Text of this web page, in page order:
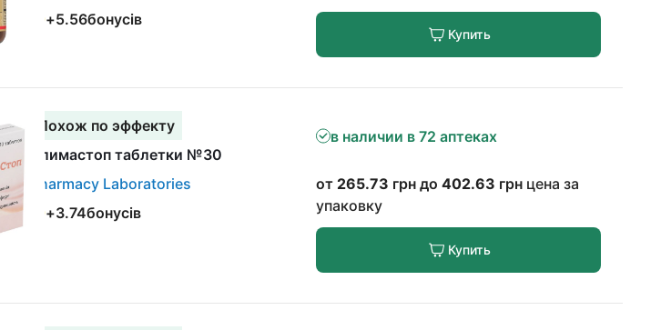
+5.56бонусів
Купить
Похож по эффекту
Климастоп таблетки №30
Pharmacy Laboratories
+3.74бонусів
в наличии в 72 аптеках
от 265.73 грн до 402.63 грн цена за
упаковку
Купить